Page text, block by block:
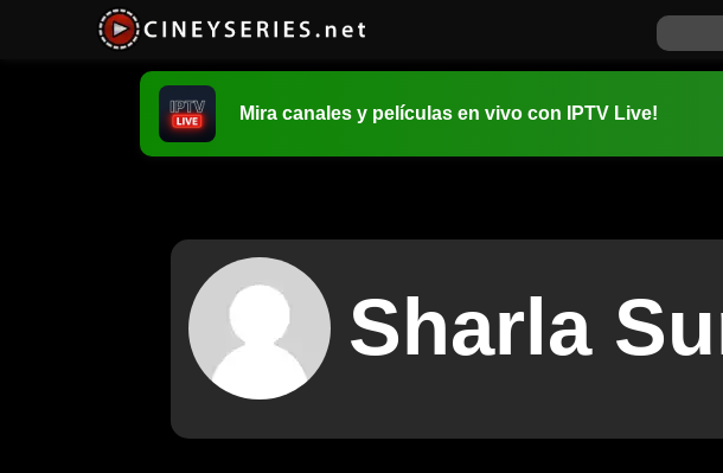
Mira canales y películas en vivo con IPTV Live!
Sharla